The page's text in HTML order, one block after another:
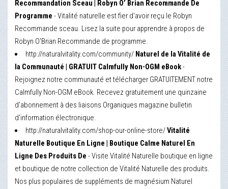
Recommandation Sceau | Robyn O’ Brian Recommande De
Programme - Vitalité naturelle est fier d'avoir reçu le Robyn
Recommande sceau. Lisez la suite pour apprendre à propos de
Robyn O'Brian Recommande de programme.
http://naturalvitality.com/community/ Naturel de la Vitalité de
la Communauté | GRATUIT Calmfully Non-OGM eBook-
Rejoignez notre communauté et télécharger GRATUITEMENT notre
Calmfully Non-OGM eBook. Recevez gratuitement une quinzaine
d'abonnement à des liaisons Organiques magazine bulletin
d'information électronique.
http://naturalvitality.com/shop-our-online-store/Vitalité
Naturelle Boutique En Ligne | Boutique Calme Naturel En
Ligne Des Produits De - Visite Vitalité Naturelle boutique en ligne
et boutique de notre collection de Vitalité Naturelle des produits.
Nos plus populaires de suppléments de magnésium Naturel